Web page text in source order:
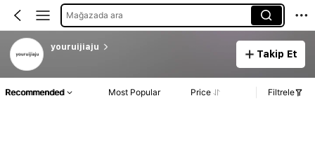
Mağazada ara
youruijiaju
Takip Et
Recommended Most Popular Price Filtrele